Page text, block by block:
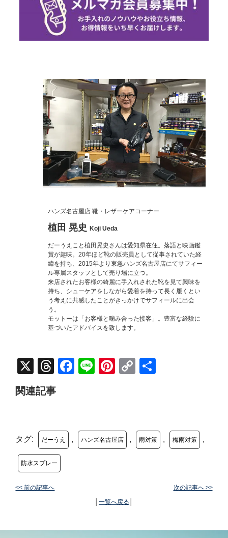
ハンズ名古屋店 靴・レザーケアコーナー
植田 晃史 Koji Ueda
だーうえこと植田晃史さんは愛知県在住。落語と映画鑑
賞が趣味。20年ほど靴の販売員として従事されていた経
緯を持ち、2015年より東急ハンズ名古屋店にてサフィー
ル専属スタッフとして売り場に立つ。
来店されたお客様の綺麗に手入れされた靴を見て興味を
持ち、シューケアをしながら愛着を持って長く履くとい
う考えに共感したことがきっかけでサフィールに出会
う。
モットーは「お客様と噛み合った接客」。豊富な経験に
基づいたアドバイスを致します。
X Threads
Facebook
LinePinterest
Copy
関連記事
タグ: だーうえ , ハンズ名古屋店 , 雨対策 , 梅雨対策 ,
防水スプレー
<< 前の記事へ
次の記事へ >>
一覧へ戻る